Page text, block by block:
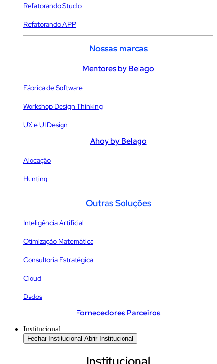
Refatorando Studio
Refatorando APP
Nossas marcas
Mentores by Belago
Fábrica de Software
Workshop Design Thinking
UX e UI Design
Ahoy by Belago
Alocação
Hunting
Outras Soluções
Inteligência Artificial
Otimização Matemática
Consultoria Estratégica
Cloud
Dados
Fornecedores Parceiros
Institucional
Fechar Institucional Abrir Institucional
Institucional